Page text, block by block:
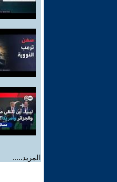
المزيد.....